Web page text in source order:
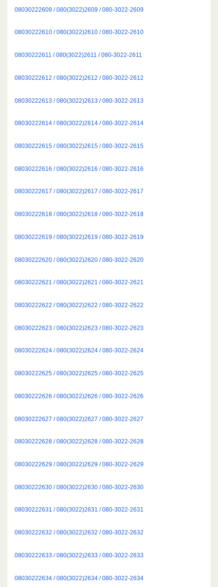
08030222609 / 080(3022)2609 / 080-3022-2609
08030222610 / 080(3022)2610 / 080-3022-2610
08030222611 / 080(3022)2611 / 080-3022-2611
08030222612 / 080(3022)2612 / 080-3022-2612
08030222613 / 080(3022)2613 / 080-3022-2613
08030222614 / 080(3022)2614 / 080-3022-2614
08030222615 / 080(3022)2615 / 080-3022-2615
08030222616 / 080(3022)2616 / 080-3022-2616
08030222617 / 080(3022)2617 / 080-3022-2617
08030222618 / 080(3022)2618 / 080-3022-2618
08030222619 / 080(3022)2619 / 080-3022-2619
08030222620 / 080(3022)2620 / 080-3022-2620
08030222621 / 080(3022)2621 / 080-3022-2621
08030222622 / 080(3022)2622 / 080-3022-2622
08030222623 / 080(3022)2623 / 080-3022-2623
08030222624 / 080(3022)2624 / 080-3022-2624
08030222625 / 080(3022)2625 / 080-3022-2625
08030222626 / 080(3022)2626 / 080-3022-2626
08030222627 / 080(3022)2627 / 080-3022-2627
08030222628 / 080(3022)2628 / 080-3022-2628
08030222629 / 080(3022)2629 / 080-3022-2629
08030222630 / 080(3022)2630 / 080-3022-2630
08030222631 / 080(3022)2631 / 080-3022-2631
08030222632 / 080(3022)2632 / 080-3022-2632
08030222633 / 080(3022)2633 / 080-3022-2633
08030222634 / 080(3022)2634 / 080-3022-2634